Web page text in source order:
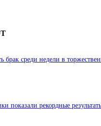
среди недели в
показали рекордные